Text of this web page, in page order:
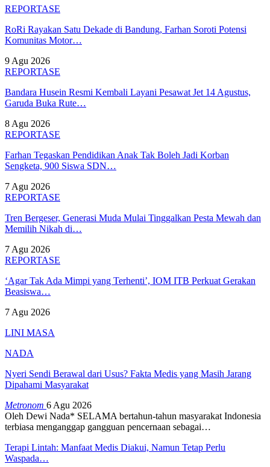
REPORTASE
RoRi Rayakan Satu Dekade di Bandung, Farhan Soroti Potensi
Komunitas Motor…
9 Agu 2026
REPORTASE
Bandara Husein Resmi Kembali Layani Pesawat Jet 14 Agustus,
Garuda Buka Rute…
8 Agu 2026
REPORTASE
Farhan Tegaskan Pendidikan Anak Tak Boleh Jadi Korban
Sengketa, 900 Siswa SDN…
7 Agu 2026
REPORTASE
Tren Bergeser, Generasi Muda Mulai Tinggalkan Pesta Mewah dan
Memilih Nikah di…
7 Agu 2026
REPORTASE
‘Agar Tak Ada Mimpi yang Terhenti’, IOM ITB Perkuat Gerakan
Beasiswa…
7 Agu 2026
LINI MASA
NADA
Nyeri Sendi Berawal dari Usus? Fakta Medis yang Masih Jarang
Dipahami Masyarakat
Metronom 6 Agu 2026
Oleh Dewi Nada* SELAMA bertahun-tahun masyarakat Indonesia
terbiasa menganggap gangguan pencernaan sebagai…
Terapi Lintah: Manfaat Medis Diakui, Namun Tetap Perlu
Waspada…